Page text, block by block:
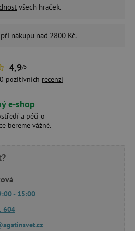
všech hraček.
při nákupu nad 2800 Kč.
4,9/5
pozitivních recenzí
e-shop
a péči o
bereme vážně.
- 15:00
604